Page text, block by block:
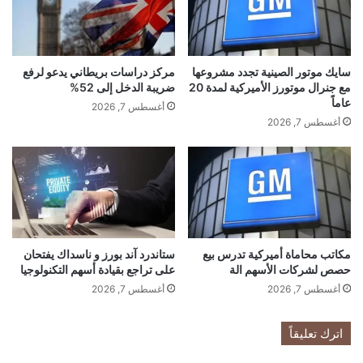
ئ
ة
ي
ب
ر
ي
ط
ن
ي
ا
م
ا
ا
ل
ب
ن
ت
ز
ا
ي
د
ط
ب
ع
ة
ا
و
ا
ل
ق
سايك موتور الصينية تجدد مشروعها
مع جنرال موتورز الأميركية لمدة 20
عاماً
أغسطس 7, 2026
مركز دراسات بريطاني يدعو لرفع
ضريبة الدخل إلى 52%
أغسطس 7, 2026
مكاتب محاماة أميركية تدرس بيع
حصص لشركات الأسهم الة
أغسطس 7, 2026
ستاندرد آند بورز و ناسداك يفتحان
على تراجع بقيادة أسهم التكنولوجيا
أغسطس 7, 2026
اترك تعليقاً